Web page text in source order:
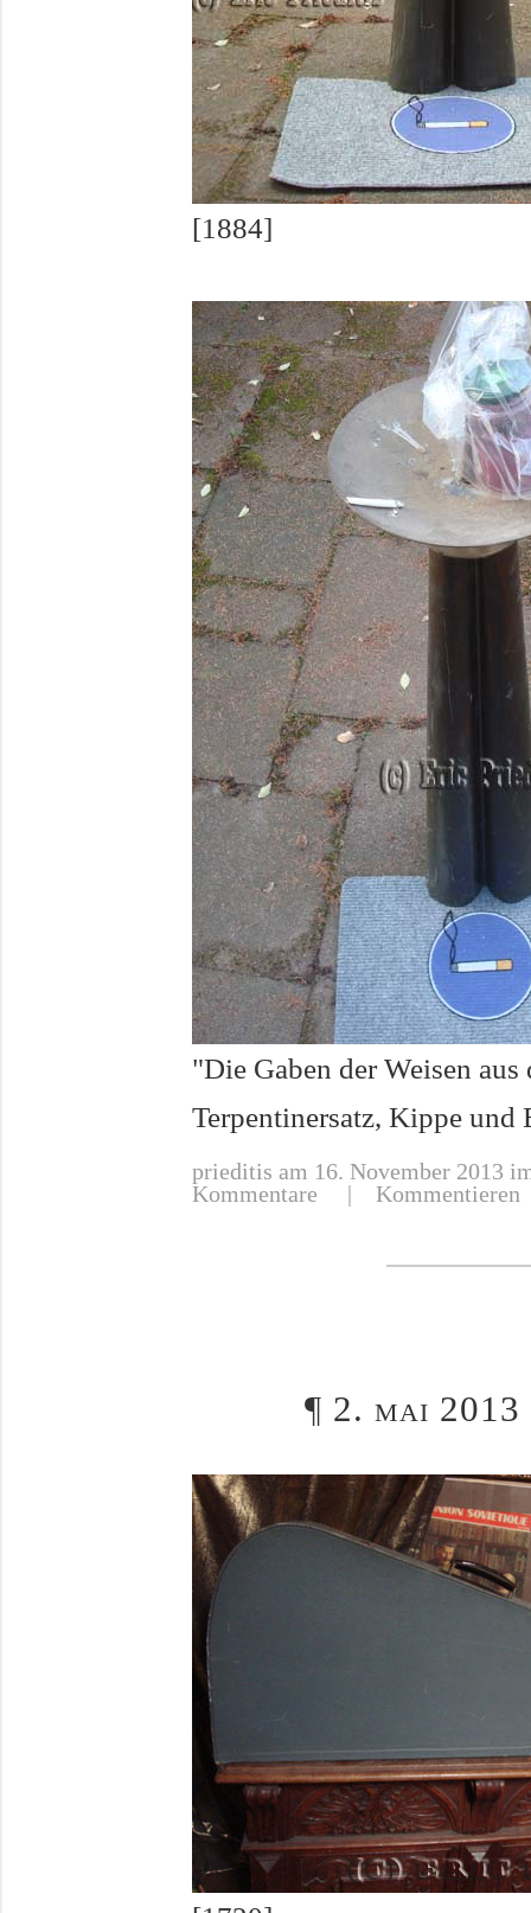
[1884]
"Die Gaben der Weisen
Terpentinersatz, Kippe und
prieditis am 16. November 2013
Kommentare | Kommentieren
¶ 2. mai